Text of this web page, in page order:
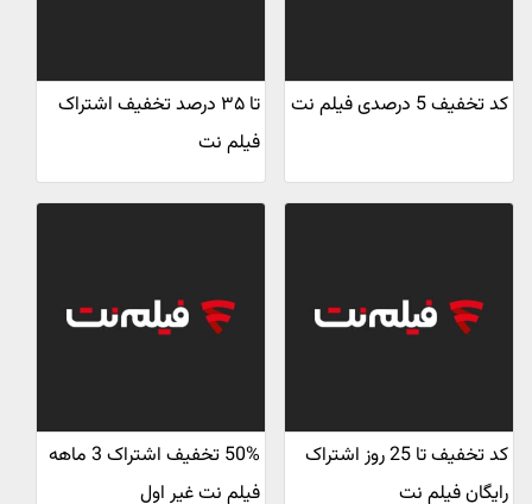
کد تخفیف 5 درصدی فیلم نت
تا ۳۵ درصد تخفیف اشتراک
فیلم نت
کد تخفیف تا 25 روز اشتراک
رایگان فیلم نت
50% تخفیف اشتراک 3 ماهه
فیلم نت غیر اول